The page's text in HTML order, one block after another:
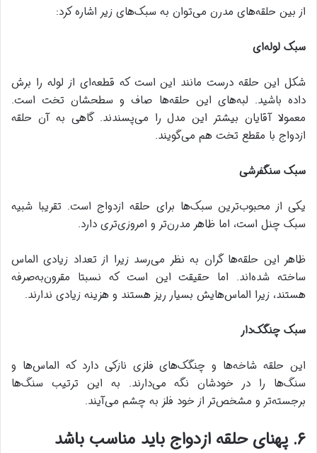
از بین حلقه‌های مدرن می‌توان به سبک‌های زیر اشاره کرد:
سبک لوله‌ای
شکل این حلقه درست مانند این است که قطعه‌ای از لوله را برش
داده باشید. لبه‌های این حلقه‌ها صاف و سطحشان تخت است.
معمولا آقایان بیشتر این مدل را می‌پسندند. گاهی به آن حلقه
ازدواج با مقطع تخت هم می‌گویند.
سبک سنگفرشی
یکی از محبوب‌ترین سبک‌ها برای حلقه ازدواج است. تقریبا شبیه
سبک چنل است، اما ظاهر مدرن‌تر و امروزی‌تری دارد.
ظاهر این حلقه‌ها گران به نظر می‌رسد زیرا از تعداد زیادی الماس
ساخته شده‌اند. اما حقیقت این است که نسبتا مقرون‌به‌صرفه
هستند، زیرا الماس‌هایش بسیار ریز هستند و هزینه زیادی ندارند.
سبک چنگک‌دار
این حلقه شاخه‌ها و چنگک‌های فلزی نازکی دارد که الماس‌ها و
سنگ‌ها را در خودشان نگه می‌دارند. به این ترتیب سنگ‌ها
برجسته‌تر و مشخص‌تر از خود فلز به چشم می‌آیند.
۶. پهنای حلقه ازدواج باید مناسب باشد